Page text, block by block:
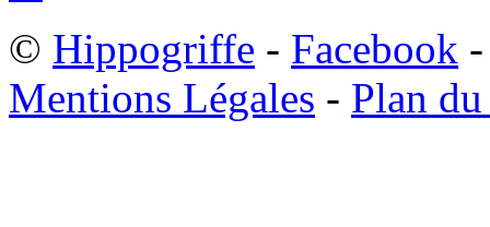
© Hippogriffe - Facebook
Mentions Légales - Plan